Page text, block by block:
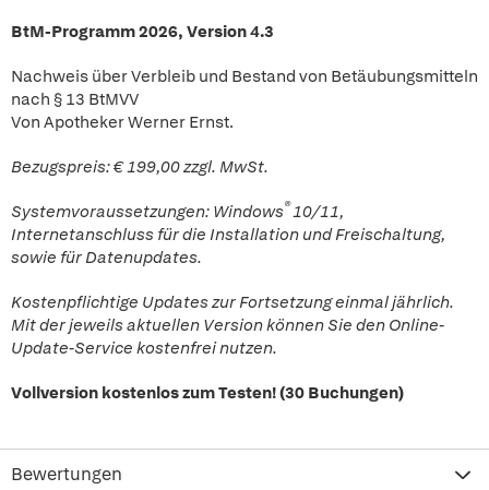
BtM-Programm 2026, Version 4.3
Nachweis über Verbleib und Bestand von Betäubungsmitteln
nach § 13 BtMVV
Von Apotheker Werner Ernst.
Bezugspreis: € 199,00 zzgl. MwSt.
Systemvoraussetzungen: Windows®10/11,
Internetanschluss für die Installation und Freischaltung,
sowie für Datenupdates.
Kostenpflichtige Updates zur Fortsetzung einmal jährlich.
Mit der jeweils aktuellen Version können Sie den Online-
Update-Service kostenfrei nutzen.
Vollversion kostenlos zum Testen! (30 Buchungen)
Bewertungen